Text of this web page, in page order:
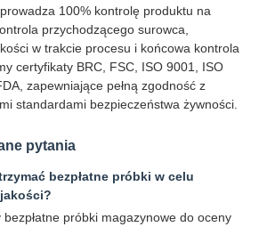
Skontaktuj
Aktualności Sprawy
100% kontrolę produktu na
przychodzącego surowca,
w trakcie procesu i końcowa kontrola
certyfikaty BRC, FSC, ISO 9001, ISO
zapewniające pełną zgodność z
standardami bezpieczeństwa żywności.
pytania
bezpłatne próbki w celu
próbki magazynowe do oceny